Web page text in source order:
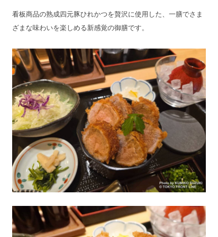
看板商品の熟成四元豚ひれかつを贅沢に使用した、一膳でさま
ざまな味わいを楽しめる新感覚の御膳です。